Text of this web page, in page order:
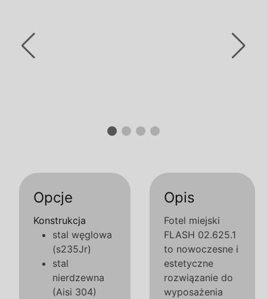
Opcje
Konstrukcja
stal węglowa
(s235Jr)
stal
nierdzewna
(Aisi 304)
Opis
Fotel miejski
FLASH 02.625.1
to nowoczesne i
estetyczne
rozwiązanie do
wyposażenia